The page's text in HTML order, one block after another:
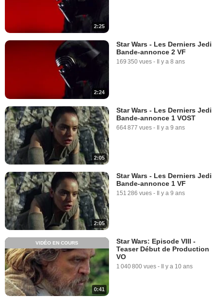
2:25
2:24
Star Wars - Les Derniers Jedi
Bande-annonce 2 VF
169 350 vues - Il y a 8 ans
2:05
Star Wars - Les Derniers Jedi
Bande-annonce 1 VOST
664 877 vues - Il y a 9 ans
2:05
Star Wars - Les Derniers Jedi
Bande-annonce 1 VF
151 286 vues - Il y a 9 ans
0:41
VIDÉO EN COURS
Star Wars: Episode VIII -
Teaser Début de Production
VO
1 040 800 vues - Il y a 10 ans